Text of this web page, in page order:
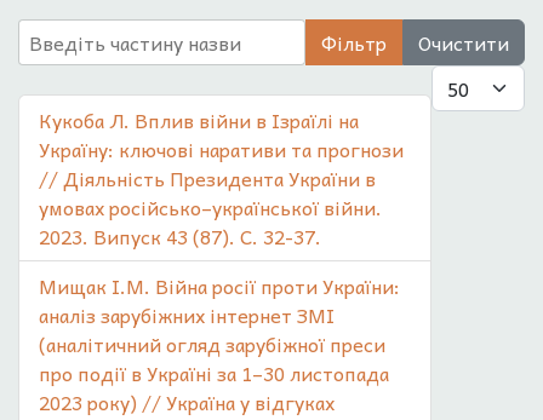
Введіть частину назви Фільтр
Очистити
Показувати
Кукоба Л. Вплив війни в Ізраїлі на
Україну: ключові наративи та прогнози
// Діяльність Президента України в
умовах російсько–української війни.
2023. Випуск 43 (87). С. 32-37.
Мищак І.М. Війна росії проти України:
аналіз зарубіжних інтернет ЗМІ
(аналітичний огляд зарубіжної преси
про події в Україні за 1–30 листопада
2023 року) // Україна у відгуках